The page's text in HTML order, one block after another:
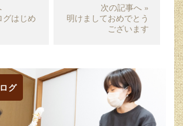
グはじめ
次の記事へ »
明けましておめでとう
ございます
グ